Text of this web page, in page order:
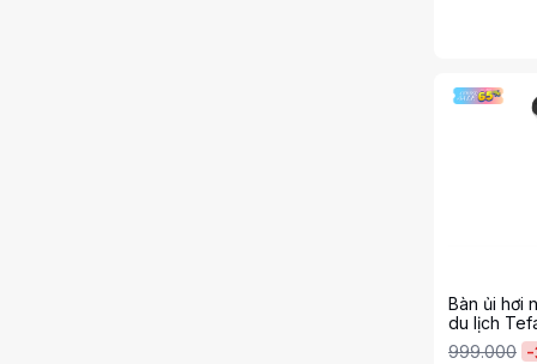
Bàn ủi hơi
du lịch
999.000 -